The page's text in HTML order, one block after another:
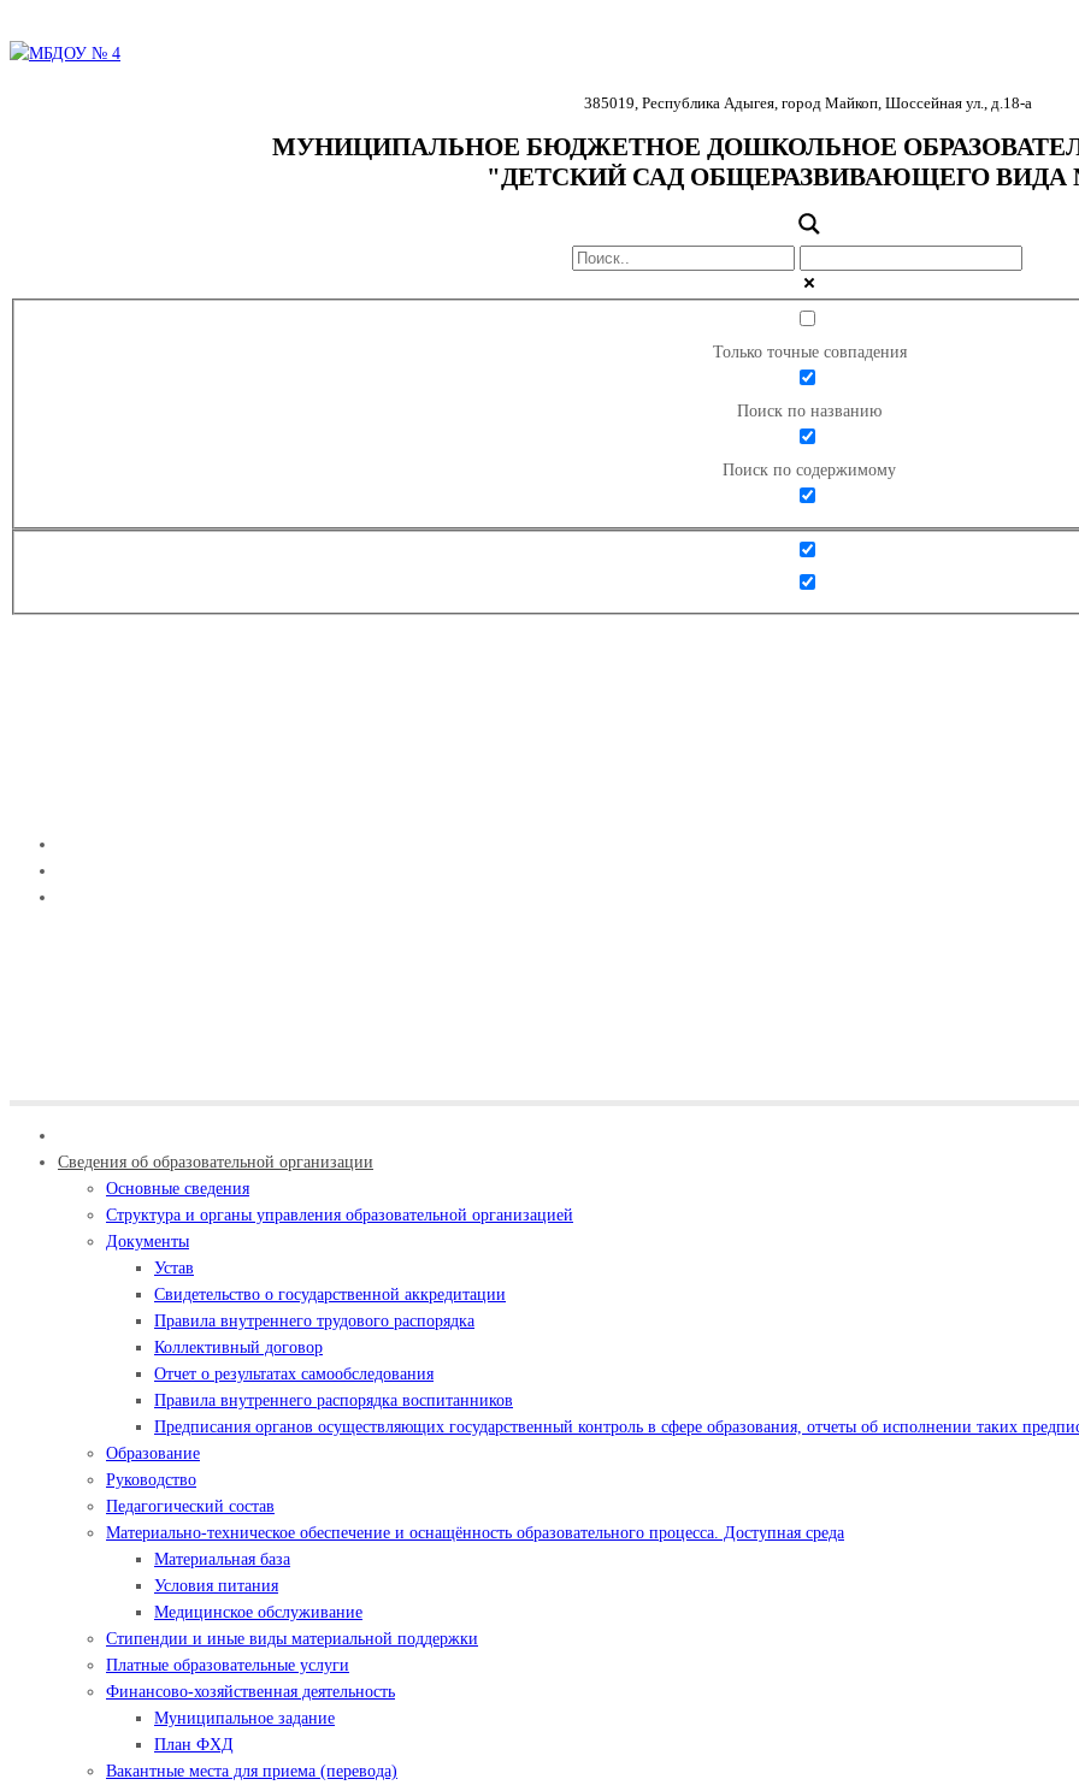
385019, Республика Адыгея, город Майкоп, Шоссейная ул., д.18-а
МУНИЦИПАЛЬНОЕ БЮДЖЕТНОЕ ДОШКОЛЬНОЕ
"ДЕТСКИЙ САД ОБЩЕРАЗВИВАЮЩЕГО ВИДА
Только точные совпадения
Поиск по названию
Поиск по содержимому
Сведения об образовательной организации
Основные сведения
Структура и органы управления образовательной организацией
Документы
Устав
Свидетельство о государственной аккредитации
Правила внутреннего трудового распорядка
Коллективный договор
Отчет о результатах самообследования
Правила внутреннего распорядка воспитанников
Предписания органов осуществляющих государственный контроль в сфере образования, отчеты об исполнении таких
Образование
Руководство
Педагогический состав
Материально-техническое обеспечение и оснащённость образовательного процесса. Доступная среда
Материальная база
Условия питания
Медицинское обслуживание
Стипендии и иные виды материальной поддержки
Платные образовательные услуги
Финансово-хозяйственная деятельность
Муниципальное задание
План ФХД
Вакантные места для приема (перевода)